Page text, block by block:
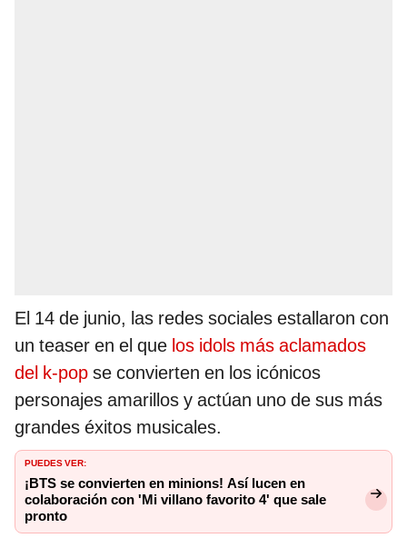
El 14 de junio, las redes sociales estallaron con
un teaser en el que los idols más aclamados
del k-pop se convierten en los icónicos
personajes amarillos y actúan uno de sus más
grandes éxitos musicales.
PUEDES VER:
¡BTS se convierten en minions! Así lucen en
colaboración con 'Mi villano favorito 4' que sale
pronto